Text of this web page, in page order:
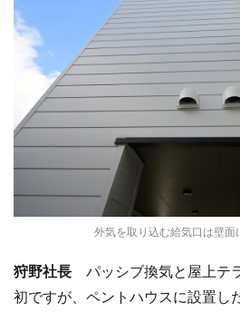
外気を取り込む給気口は壁面
狩野社長 パッシブ換気と屋上テ
初ですが、ペントハウスに設置し